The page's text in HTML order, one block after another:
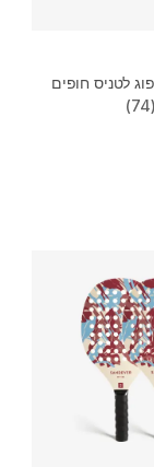
לטניס חופים
(74)